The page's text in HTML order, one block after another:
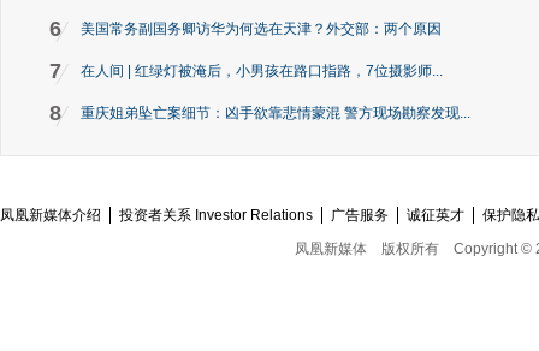
6 美国常务副国务卿访华为何选在天津？外交部：两个原因
7 在人间 | 红绿灯被淹后，小男孩在路口指路，7位摄影师...
8 重庆姐弟坠亡案细节：凶手欲靠悲情蒙混 警方现场勘察发现...
凤凰新媒体介绍 投资者关系 Investor Relations 广告服务 诚征英才
保护隐
凤凰新媒体
版权所有 Copyright ©